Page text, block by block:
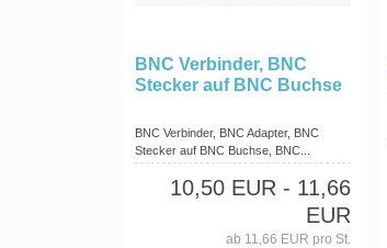
BNC Verbinder, BNC
Stecker auf BNC Buchse
BNC Verbinder, BNC Adapter, BNC
Stecker auf BNC Buchse, BNC...
10,50 EUR - 11,66
EUR
ab 11,66 EUR pro St.